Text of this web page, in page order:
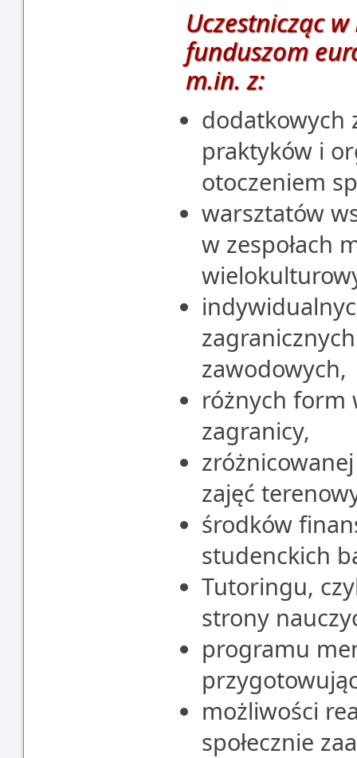
Uczestnicząc
funduszom
m.in. z:
dodatkowych
praktyków i
otoczeniem
warsztatów
w zespołach
zawodowych,
różnych form
zagranicy,
zajęć
środków
studenckich
Tutoringu,
strony
programu
możliwości
społecznie